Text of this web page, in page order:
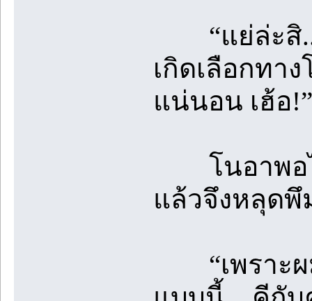
“แย่ล่ะสิ...
เกิดเลือกทา
แน่นอน เฮ้อ!”
โนอาพอไ
แล้วจึงหลุดพึ
“เพราะผ